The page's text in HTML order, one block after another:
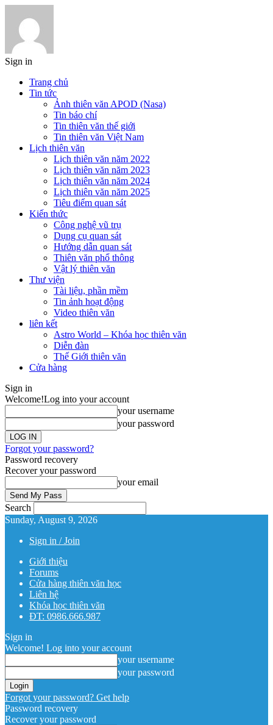
Sign in
Trang chủ
Tin tức
Ảnh thiên văn APOD (Nasa)
Tin báo chí
Tin thiên văn thế giới
Tin thiên văn Việt Nam
Lịch thiên văn
Lịch thiên văn năm 2022
Lịch thiên văn năm 2023
Lịch thiên văn năm 2024
Lịch thiên văn năm 2025
Tiêu điểm quan sát
Kiến thức
Công nghệ vũ trụ
Dụng cụ quan sát
Hướng dẫn quan sát
Thiên văn phổ thông
Vật lý thiên văn
Thư viện
Tài liệu, phần mềm
Tin ảnh hoạt động
Video thiên văn
liên kết
Astro World – Khóa học thiên văn
Diễn đàn
Thế Giới thiên văn
Cửa hàng
Sign in
Welcome!Log into your account
your username
your password
Forgot your password?
Password recovery
Recover your password
your email
Search
Sunday, August 9, 2026
Sign in / Join
Giới thiệu
Forums
Cửa hàng thiên văn học
Liên hệ
Khóa học thiên văn
ĐT: 0986.666.987
Sign in
Welcome! Log into your account
your username
your password
Forgot your password? Get help
Password recovery
Recover your password